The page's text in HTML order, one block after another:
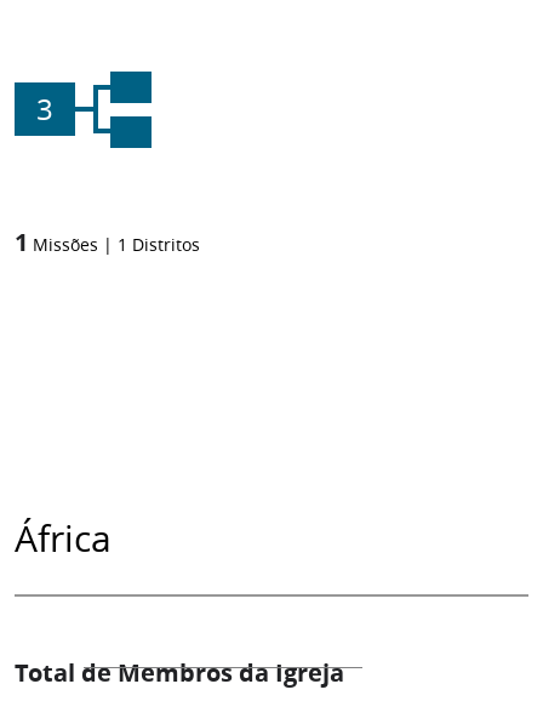
3
1 Missões | 1 Distritos
África
Total de Membros da Igreja